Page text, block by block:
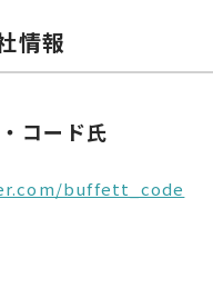
情報
コード氏
buffett_code